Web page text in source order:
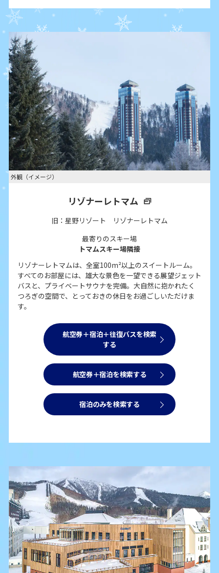
外観（イメージ）
リゾナーレトマム
旧：星野リゾート リゾナーレトマム
最寄りのスキー場
トマムスキー場隣接
リゾナーレトマムは、全室100m²以上のスイートルーム。
すべてのお部屋には、雄大な景色を一望できる展望ジェット
バスと、プライベートサウナを完備。大自然に抱かれたく
つろぎの空間で、とっておきの休日をお過ごしいただけま
す。
航空券＋宿泊＋往復バスを検索
する
航空券＋宿泊を検索する
宿泊のみを検索する